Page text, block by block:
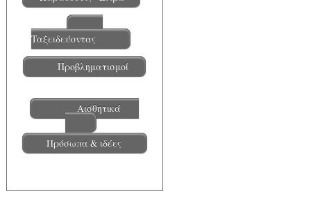
Ταξειδεύοντας
Προβληματισμοί
Αισθητικά
Πρόσωπα & ιδέες